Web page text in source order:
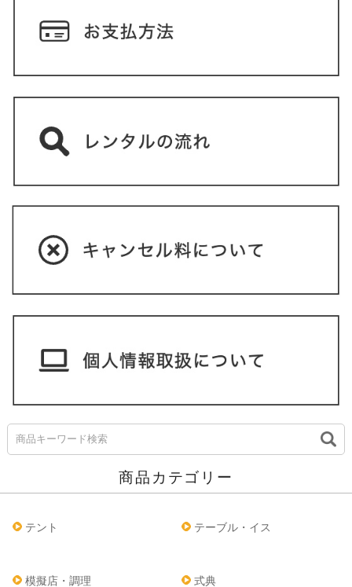
商品カテゴリー
テント テーブル・イス
模擬店・調理 式典